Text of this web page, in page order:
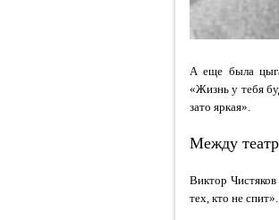
А еще была
«Жизнь у тебя
зато яркая».
Между
Виктор Чистяков
тех, кто не